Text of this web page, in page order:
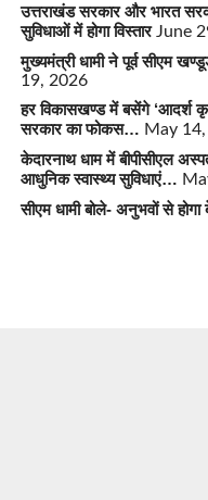
उत्तराखंड सरकार और भारत
सुविधाओं में होगा विस्तार June
मुख्यमंत्री धामी ने पूर्व सीएम
19, 2026
हर विकासखण्ड में बसेंगे ‘आदर्श
सरकार का फोकस… May
केदारनाथ धाम में बीपीसीएल
आधुनिक स्वास्थ्य सुविधाएं…
सीएम धामी बोले- अनुभवों से होगा